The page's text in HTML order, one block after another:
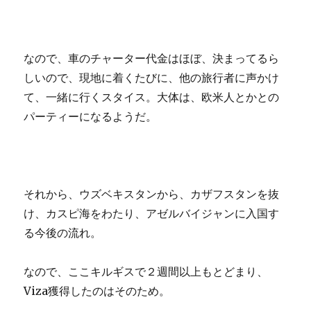
なので、車のチャーター代金はほぼ、決まってるら
しいので、現地に着くたびに、他の旅行者に声かけ
て、一緒に行くスタイス。大体は、欧米人とかとの
パーティーになるようだ。
それから、ウズベキスタンから、カザフスタンを抜
け、カスピ海をわたり、アゼルバイジャンに入国す
る今後の流れ。
なので、ここキルギスで２週間以上もとどまり、
Viza獲得したのはそのため。